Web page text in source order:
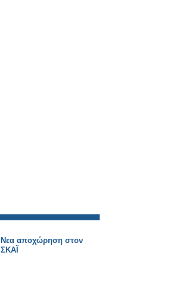
Νεα αποχώρηση στον
ΣΚΑΪ